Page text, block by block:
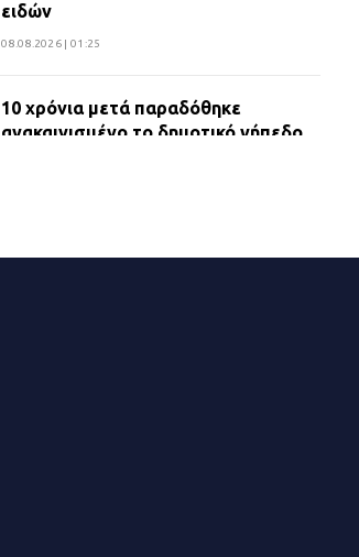
ειδών
08.08.2026 | 01:25
10 χρόνια μετά παραδόθηκε
ανακαινισμένο το δημοτικό γήπεδο
ΔΗΜΟΣ ΜΑΝΔΡΑΣ ΕΙΔΥΛΛΙΑΣ: